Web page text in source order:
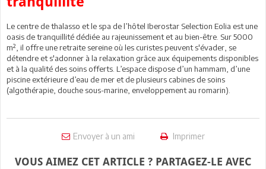
Le centre de thalasso et le spa de l’hôtel Iberostar Selection Eolia est une
oasis de tranquillité dédiée au rajeunissement et au bien-être. Sur 5000
m², il offre une retraite sereine où les curistes peuvent s'évader, se
détendre et s'adonner à la relaxation grâce aux équipements disponibles
et à la qualité des soins offerts. L’espace dispose d’un hammam, d’une
piscine extérieure d’eau de mer et de plusieurs cabines de soins
(algothérapie, douche sous-marine, enveloppement au romarin).
Envoyer à un ami Imprimer
VOUS AIMEZ CET ARTICLE ? PARTAGEZ-LE AVEC